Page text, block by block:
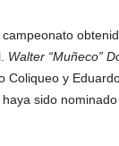
campeonato
Walter “Muñeco”
y
sido